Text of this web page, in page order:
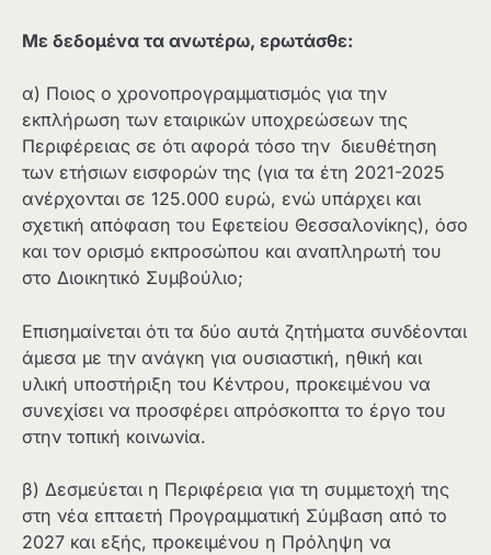
Με δεδομένα τα ανωτέρω, ερωτάσθε:
α) Ποιος ο χρονοπρογραμματισμός για την
εκπλήρωση των εταιρικών υποχρεώσεων της
Περιφέρειας σε ότι αφορά τόσο την διευθέτηση
των ετήσιων εισφορών της (για τα έτη 2021-2025
ανέρχονται σε 125.000 ευρώ, ενώ υπάρχει και
σχετική απόφαση του Εφετείου Θεσσαλονίκης), όσο
και τον ορισμό εκπροσώπου και αναπληρωτή του
στο Διοικητικό Συμβούλιο;
Επισημαίνεται ότι τα δύο αυτά ζητήματα συνδέονται
άμεσα με την ανάγκη για ουσιαστική, ηθική και
υλική υποστήριξη του Κέντρου, προκειμένου να
συνεχίσει να προσφέρει απρόσκοπτα το έργο του
στην τοπική κοινωνία.
β) Δεσμεύεται η Περιφέρεια για τη συμμετοχή της
στη νέα επταετή Προγραμματική Σύμβαση από το
2027 και εξής, προκειμένου η Πρόληψη να